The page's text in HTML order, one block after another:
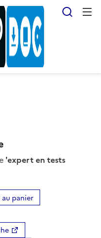
'expert en tests
modale)
panier